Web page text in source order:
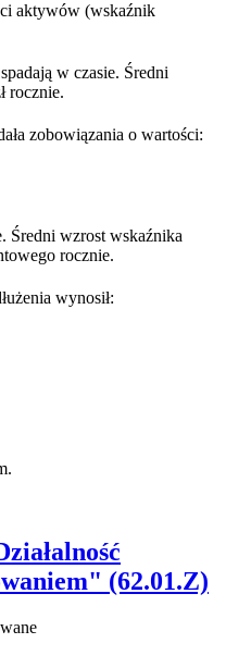
aktywów (wskaźnik
spadają w czasie. Średni
rocznie.
zobowiązania o wartości:
Średni wzrost wskaźnika
rocznie.
wynosił:
(62.01.Z)